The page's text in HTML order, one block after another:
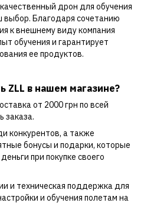
дрон для обучения
выбор. Благодаря сочетанию
к внешнему виду компания
обучения и гарантирует
ее продуктов.
ZLL в нашем магазине?
от 2000 грн по всей
заказа.
конкурентов, а также
бонусы и подарки, которые
при покупке своего
и техническая поддержка для
и обучения полетам на